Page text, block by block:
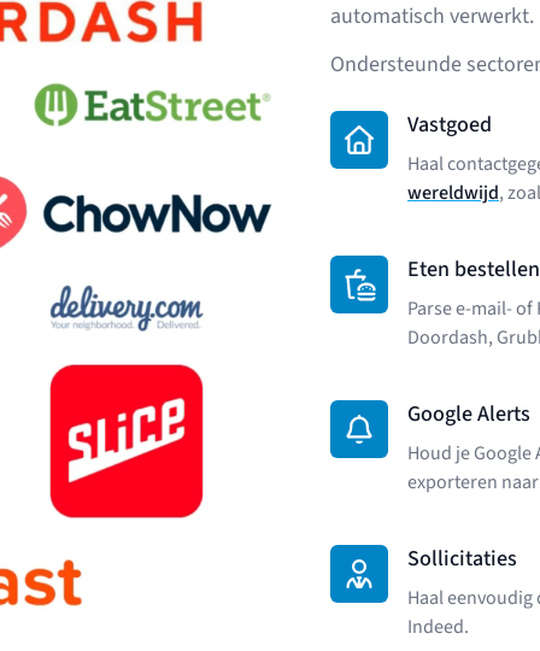
automatisch verwerkt.
Ondersteunde
Vastgoed
Haal
wereldwijd,
Eten bestellen
Parse e-mail-
Doordash,
Google Alerts
Houd je
exporteren
Sollicitaties
Haal
Indeed.